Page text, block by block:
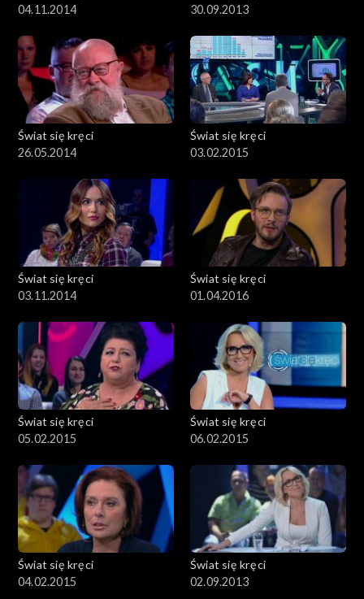
04.11.2014
30.09.2013
Świat się kręci
26.05.2014
Świat się kręci
03.02.2015
Świat się kręci
03.11.2014
Świat się kręci
01.04.2016
Świat się kręci
05.02.2015
Świat się kręci
06.02.2015
Świat się kręci
04.02.2015
Świat się kręci
02.09.2013